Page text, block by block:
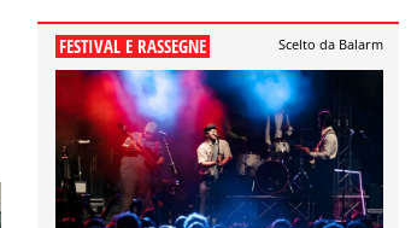
FESTIVAL E RASSEGNE Scelto da Balarm